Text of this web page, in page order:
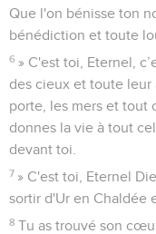
Que l'on bénisse ton
bénédiction et toute
6 » C'est toi, Eternel,
des cieux et toute leur
porte, les mers et tout
donnes la vie à tout
devant toi.
7 » C'est toi, Eternel
sortir d'Ur en Chaldée
8 Tu as trouvé son